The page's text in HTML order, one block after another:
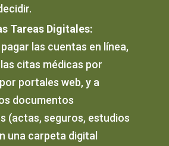
Tareas Digitales:
las cuentas en línea,
citas médicas por
portales web, y a
documentos
(actas, seguros, estudios
una carpeta digital